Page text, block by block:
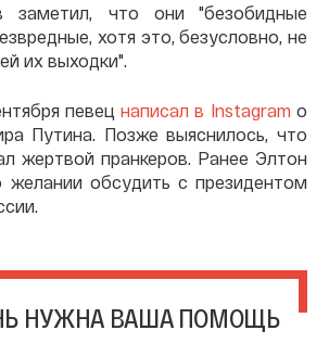
заметил, что они "безобидные
хотя это, безусловно, не
их выходки".
певецнаписал в Instagram о
Путина. Позже выяснилось, что
жертвой пранкеров. Ранее Элтон
желании обсудить с президентом
НУЖНА ВАША ПОМОЩЬ